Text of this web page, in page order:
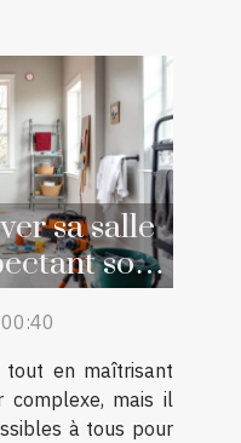
sa salle
son
tout en maîtrisant
complexe, mais il
à tous pour